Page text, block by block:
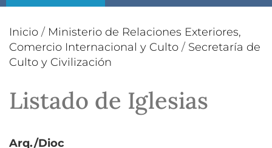
Inicio / Ministerio de Relaciones Exteriores,
Comercio Internacional y Culto / Secretaría de
Culto y Civilización
Listado de Iglesias
Arq./Dioc